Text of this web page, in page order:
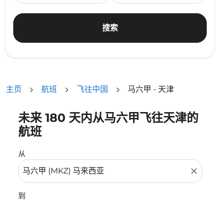
搜索
主页 航班 飞往中国 马六甲 - 天津
未来 180 天内从马六甲飞往天津的
航班
从
close
到
没有符合您的筛选条件的机票。请调整您的筛选条件。